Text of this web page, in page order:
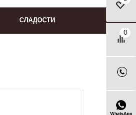
0
СЛАДОСТИ